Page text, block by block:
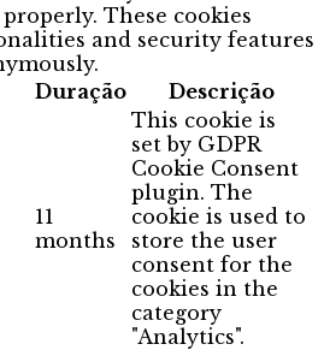
These cookies
and security features
Duração Descrição
11
months
This cookie is
set by GDPR
Cookie Consent
plugin. The
cookie is used to
store the user
consent for the
cookies in the
category
"Analytics".